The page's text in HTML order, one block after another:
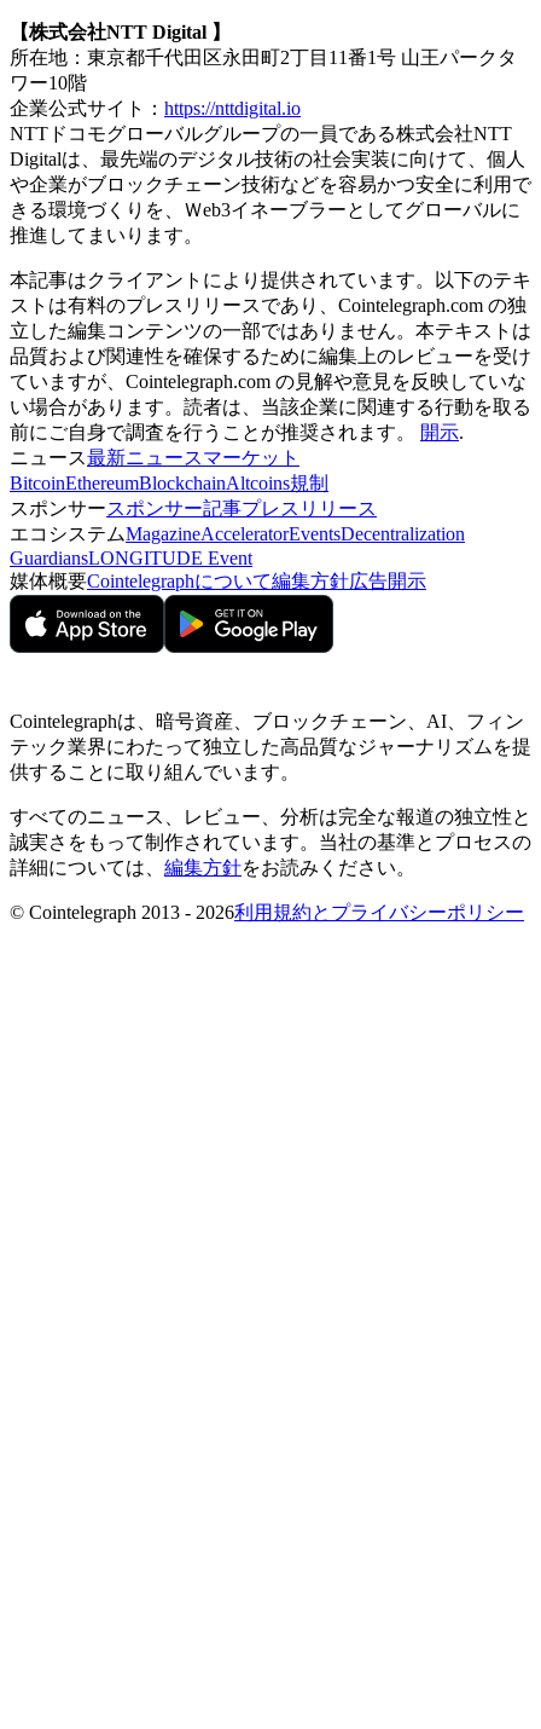
【株式会社NTT Digital 】
所在地：東京都千代田区永田町2丁目11番1号 山王パークタ
ワー10階
企業公式サイト： https://nttdigital.io
NTTドコモグローバルグループの一員である株式会社NTT
Digitalは、最先端のデジタル技術の社会実装に向けて、個人
や企業がブロックチェーン技術などを容易かつ安全に利用で
きる環境づくりを、Ｗeb3イネーブラーとしてグローバルに
推進してまいります。
本記事はクライアントにより提供されています。以下のテキ
ストは有料のプレスリリースであり、Cointelegraph.com の独
立した編集コンテンツの一部ではありません。本テキストは
品質および関連性を確保するために編集上のレビューを受け
ていますが、Cointelegraph.com の見解や意見を反映していな
い場合があります。読者は、当該企業に関連する行動を取る
前にご自身で調査を行うことが推奨されます。
開示.
ニュース最新ニュースマーケット
BitcoinEthereumBlockchainAltcoins規制
スポンサースポンサー記事プレスリリース
エコシステムMagazineAcceleratorEventsDecentralization
GuardiansLONGITUDE Event
媒体概要Cointelegraphについて編集方針広告開示
Cointelegraphは、暗号資産、ブロックチェーン、AI、フィン
テック業界にわたって独立した高品質なジャーナリズムを提
供することに取り組んでいます。
すべてのニュース、レビュー、分析は完全な報道の独立性と
誠実さをもって制作されています。当社の基準とプロセスの
詳細については、 編集方針をお読みください。
© Cointelegraph 2013 - 2026利用規約とプライバシーポリシー